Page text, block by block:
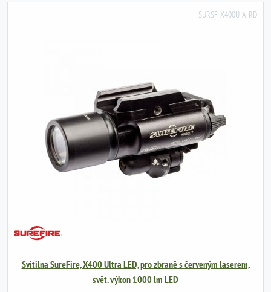
SURSF-X400U-A-RD
Svitilna SureFire, X400 Ultra LED, pro zbraně s červeným laserem,
svět. výkon 1000 lm LED